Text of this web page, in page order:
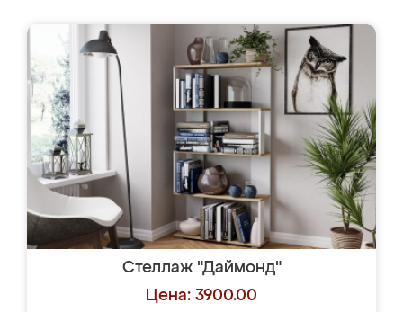
Стеллаж "Даймонд"
Цена: 3900.00